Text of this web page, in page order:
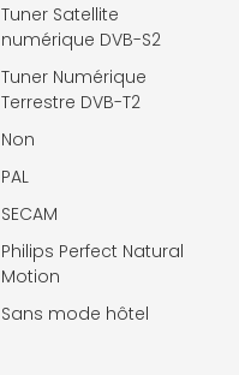
Tuner Satellite
numérique DVB-S2
Tuner Numérique
Terrestre DVB-T2
Non
PAL
SECAM
Philips Perfect Natural
Motion
Sans mode hôtel